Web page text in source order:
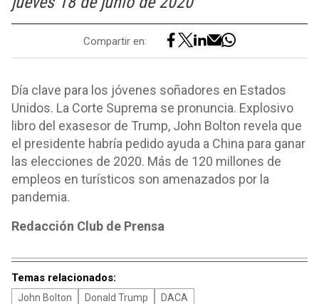
Compartir en:
Día clave para los jóvenes soñadores en Estados
Unidos. La Corte Suprema se pronuncia. Explosivo
libro del exasesor de Trump, John Bolton revela que
el presidente habría pedido ayuda a China para ganar
las elecciones de 2020. Más de 120 millones de
empleos en turísticos son amenazados por la
pandemia.
Redacción Club de Prensa
Temas relacionados:
John Bolton Donald Trump DACA